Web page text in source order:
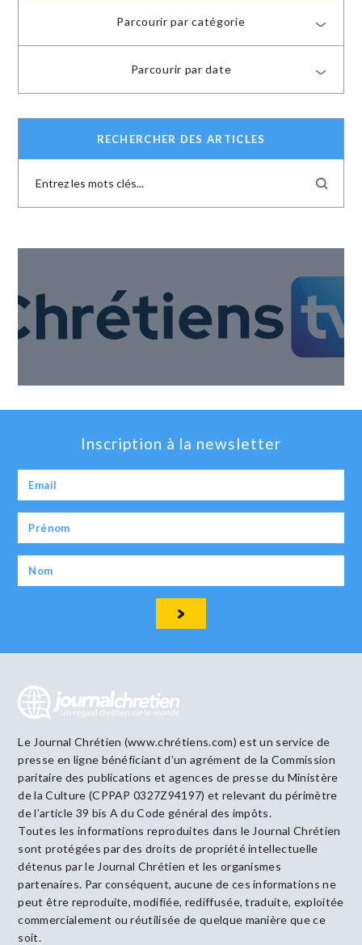
Parcourir par catégorie
Parcourir par date
RECHERCHER DES ARTICLES
Inscription à la newsletter
Le Journal Chrétien (www.chrétiens.com) est un service de
presse en ligne bénéficiant d’un agrément de la Commission
paritaire des publications et agences de presse du Ministère
de la Culture (CPPAP 0327Z94197) et relevant du périmètre
de l’article 39 bis A du Code général des impôts.
Toutes les informations reproduites dans le Journal Chrétien
sont protégées par des droits de propriété intellectuelle
détenus par le Journal Chrétien et les organismes
partenaires. Par conséquent, aucune de ces informations ne
peut être reproduite, modifiée, rediffusée, traduite, exploitée
commercialement ou réutilisée de quelque manière que ce
soit.